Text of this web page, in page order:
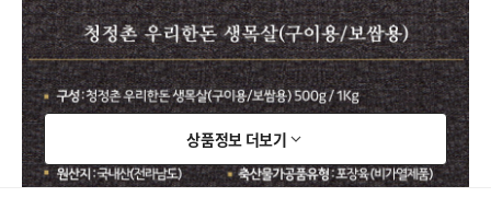
상품정보 더보기